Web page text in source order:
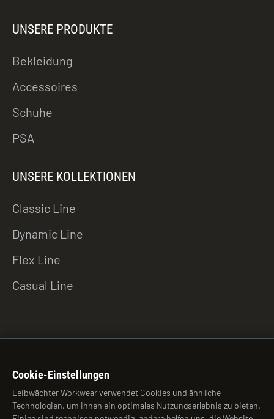
UNSERE PRODUKTE
Bekleidung
Accessoires
Schuhe
PSA
UNSERE KOLLEKTIONEN
Classic Line
Dynamic Line
Flex Line
Casual Line
© 2026 Leibwächter Workwear
Cookie-Einstellungen
Leibwächter Workwear verwendet Cookies und ähnliche
Technologien, um Ihnen ein optimales Nutzungserlebnis zu bieten.